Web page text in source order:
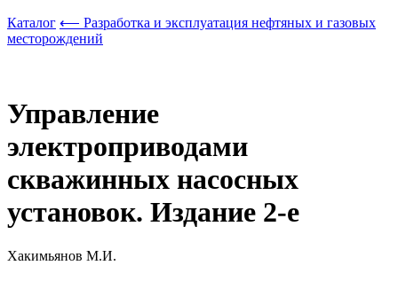
Каталог ⟵ Разработка и эксплуатация нефтяных и газовых
месторождений
Управление
электроприводами
скважинных насосных
установок. Издание 2-е
Хакимьянов М.И.